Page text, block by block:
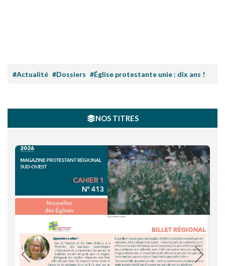
#Actualité #Dossiers #Église protestante unie : dix ans !
NOS TITRES